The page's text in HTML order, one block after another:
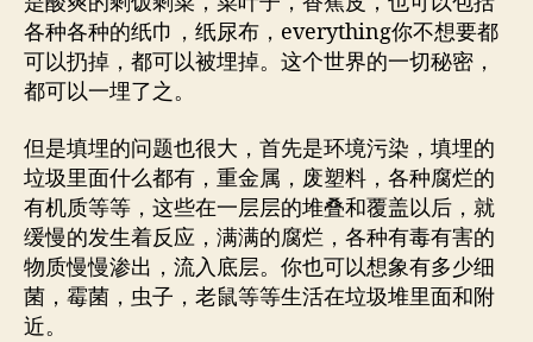
各种各种的纸巾，纸尿布，everything你不想要都
可以扔掉，都可以被埋掉。这个世界的一切秘密，
都可以一埋了之。
但是填埋的问题也很大，首先是环境污染，填埋的
垃圾里面什么都有，重金属，废塑料，各种腐烂的
有机质等等，这些在一层层的堆叠和覆盖以后，就
缓慢的发生着反应，满满的腐烂，各种有毒有害的
物质慢慢渗出，流入底层。你也可以想象有多少细
菌，霉菌，虫子，老鼠等等生活在垃圾堆里面和附
近。